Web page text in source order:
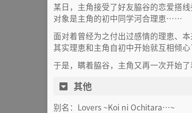
某日，主角接受了好友脇谷的恋爱搭线
对象是主角的初中同学河合理恵……
面对着曾经为之付出过感情的理恵、
其实理恵和主角自初中开始就互相倾
于是，瞒着脇谷，主角又再一次开始
其他
别名：Lovers ~Koi ni Ochitara…~